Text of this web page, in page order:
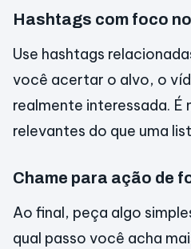
Hashtags com foco
Use hashtags
você acertar o alvo, o
realmente interessada. É
relevantes do que uma
Chame para ação de
Ao final, peça algo
qual passo você acha